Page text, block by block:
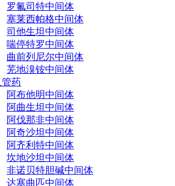
罗氟司特中间体
塞莱西帕格中间体
司他生坦中间体
喘停特罗中间体
曲前列尼尔中间体
芜地溴铵中间体
药
阿布他明中间体
阿曲生坦中间体
阿伐那非中间体
阿奇沙坦中间体
阿齐利特中间体
坎地沙坦中间体
非诺贝特胆碱中间体
达塞曲匹中间体